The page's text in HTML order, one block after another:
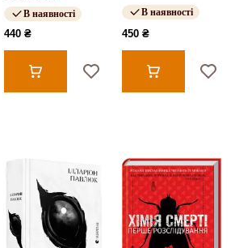
В наявності
440 ₴
В наявності
450 ₴